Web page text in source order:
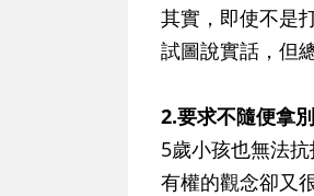
其實，即使不是
試圖說實話，但
2.要求不隨便拿
5歲小孩也無法
有權的觀念卻又